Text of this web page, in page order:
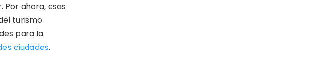
Por ahora, esas
turismo
para la
ciudades.